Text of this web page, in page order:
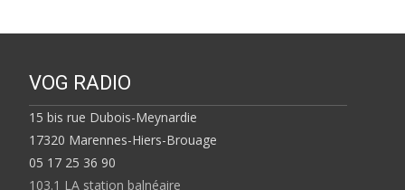
VOG RADIO
15 bis rue Dubois-Meynardie
17320 Marennes-Hiers-Brouage
05 17 25 36 90
103.1 LA station balnéaire